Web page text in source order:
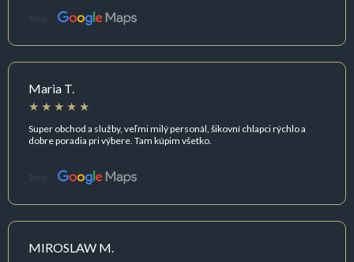
Zdroj:
Maria T.
Super obchod a služby, veľmi milý personál, šikovní chlapci rýchlo a
dobre poradia pri výbere. Tam kúpim všetko.
Zdroj:
MIROSLAW M.